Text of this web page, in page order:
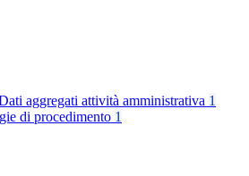
aggregati attività amministrativa 1
di procedimento 1